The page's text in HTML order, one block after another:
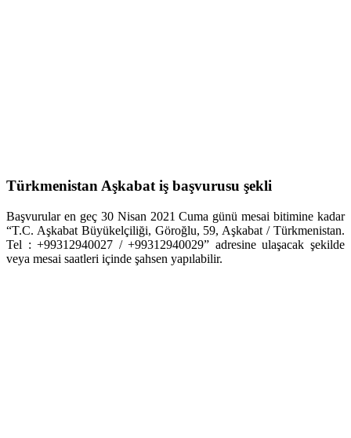
Türkmenistan Aşkabat iş başvurusu şekli
Başvurular en geç 30 Nisan 2021 Cuma günü mesai bitimine kadar
“T.C. Aşkabat Büyükelçiliği, Göroğlu, 59, Aşkabat / Türkmenistan.
Tel : +99312940027 / +99312940029” adresine ulaşacak şekilde
veya mesai saatleri içinde şahsen yapılabilir.